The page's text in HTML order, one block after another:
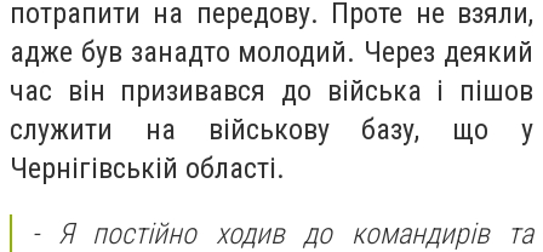
потрапити на передову. Проте не взяли,
адже був занадто молодий. Через деякий
час він призивався до війська і пішов
служити на військову базу, що у
Чернігівській області.
- Я постійно ходив до командирів та